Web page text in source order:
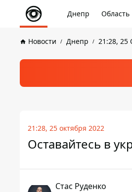
Днепр Область
Новости Днепр 21:28, 25
21:28, 25 октября 2022
Оставайтесь в
Стаc Руденко